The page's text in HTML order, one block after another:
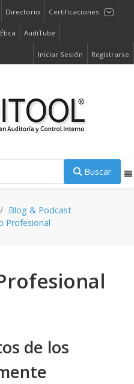
Directorio Certificaciones
AudiTube
Iniciar Sesión Registrarse
Buscar
Blog & Podcast
Profesional
de los